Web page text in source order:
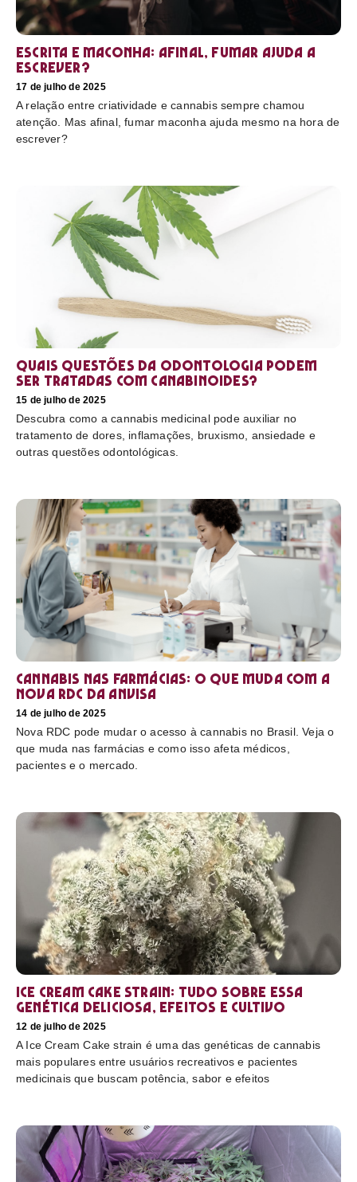
Escrita e maconha: afinal, fumar ajuda a
escrever?
17 de julho de 2025
A relação entre criatividade e cannabis sempre chamou
atenção. Mas afinal, fumar maconha ajuda mesmo na hora de
escrever?
Quais questões da odontologia podem
ser tratadas com canabinoides?
15 de julho de 2025
Descubra como a cannabis medicinal pode auxiliar no
tratamento de dores, inflamações, bruxismo, ansiedade e
outras questões odontológicas.
Cannabis nas farmácias: o que muda com a
nova RDC da Anvisa
14 de julho de 2025
Nova RDC pode mudar o acesso à cannabis no Brasil. Veja o
que muda nas farmácias e como isso afeta médicos,
pacientes e o mercado.
Ice Cream Cake Strain: tudo sobre essa
genética deliciosa, efeitos e cultivo
12 de julho de 2025
A Ice Cream Cake strain é uma das genéticas de cannabis
mais populares entre usuários recreativos e pacientes
medicinais que buscam potência, sabor e efeitos